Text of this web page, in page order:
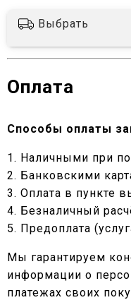
Выбрать
Оплата
Способы оплаты
1. Наличными при
2. Банковскими
3. Оплата в пункте
4. Безналичный
5. Предоплата
Мы гарантируем
информации о
платежах своих